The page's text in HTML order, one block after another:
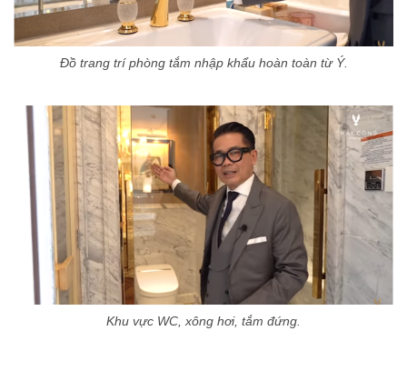
Đồ trang trí phòng tắm nhập khẩu hoàn toàn từ Ý.
Khu vực WC, xông hơi, tắm đứng.